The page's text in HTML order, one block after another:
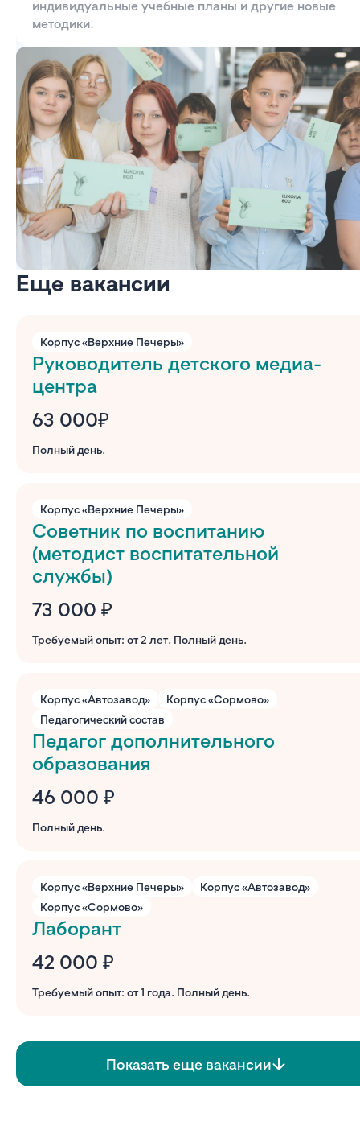
индивидуальные учебные планы и другие новые
методики.
Еще вакансии
Корпус «Верхние Печеры»
Руководитель детского медиа-
центра
63 000₽
Полный день.
Корпус «Верхние Печеры»
Советник по воспитанию
(методист воспитательной
службы)
73 000 ₽
Требуемый опыт: от 2 лет. Полный день.
Корпус «Автозавод»
Корпус «Сормово»
Педагогический состав
Педагог дополнительного
образования
46 000 ₽
Полный день.
Корпус «Верхние Печеры»
Корпус «Автозавод»
Корпус «Сормово»
Лаборант
42 000 ₽
Требуемый опыт: от 1 года. Полный день.
Показать еще вакансии